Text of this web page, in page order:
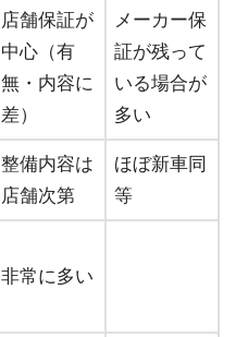
店舗保証が
中心（有
無・内容に
差）
メーカー保
証が残って
いる場合が
多い
整備内容は
店舗次第
ほぼ新車同
等
非常に多い